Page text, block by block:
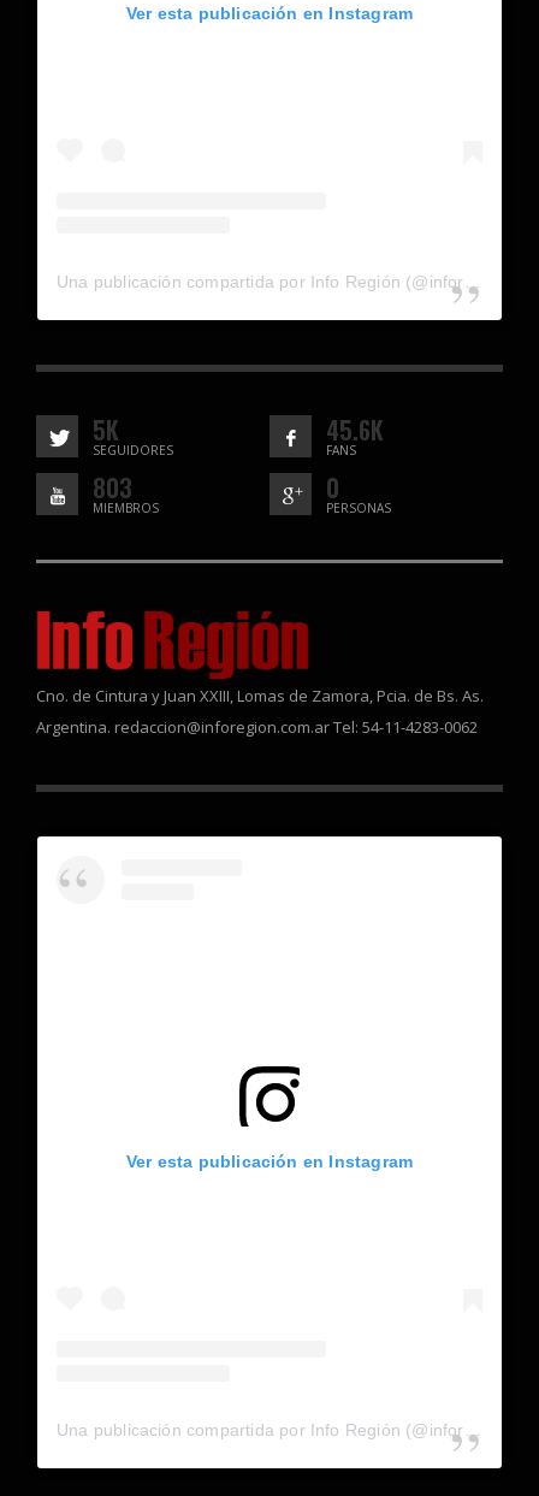
Ver esta publicación en Instagram
5K
SEGUIDORES
45.6K
FANS
803
MIEMBROS
0
PERSONAS
Cno. de Cintura y Juan XXIII, Lomas de Zamora, Pcia. de Bs. As.
Argentina. redaccion@inforegion.com.ar Tel: 54-11-4283-0062
Ver esta publicación en Instagram